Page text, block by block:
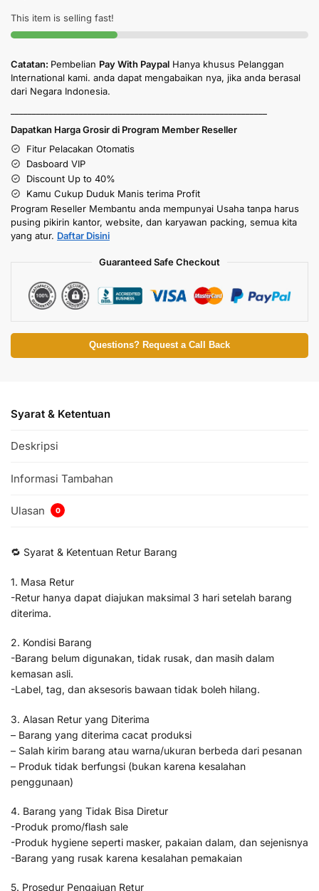
This item is selling fast!
Catatan: Pembelian Pay With Paypal Hanya khusus Pelanggan
International kami. anda dapat mengabaikan nya, jika anda berasal
dari Negara Indonesia.
Dapatkan Harga Grosir di Program Member Reseller
Fitur Pelacakan Otomatis
Dasboard VIP
Discount Up to 40%
Kamu Cukup Duduk Manis terima Profit
Program Reseller Membantu anda mempunyai Usaha tanpa harus
pusing pikirin kantor, website, dan karyawan packing, semua kita
yang atur. Daftar Disini
Guaranteed Safe Checkout
Questions? Request a Call Back
Syarat & Ketentuan
Deskripsi
Informasi Tambahan
Ulasan 0
🔁 Syarat & Ketentuan Retur Barang
1. Masa Retur
-Retur hanya dapat diajukan maksimal 3 hari setelah barang
diterima.
2. Kondisi Barang
-Barang belum digunakan, tidak rusak, dan masih dalam
kemasan asli.
-Label, tag, dan aksesoris bawaan tidak boleh hilang.
3. Alasan Retur yang Diterima
– Barang yang diterima cacat produksi
– Salah kirim barang atau warna/ukuran berbeda dari pesanan
– Produk tidak berfungsi (bukan karena kesalahan
penggunaan)
4. Barang yang Tidak Bisa Diretur
-Produk promo/flash sale
-Produk hygiene seperti masker, pakaian dalam, dan sejenisnya
-Barang yang rusak karena kesalahan pemakaian
5. Prosedur Pengajuan Retur